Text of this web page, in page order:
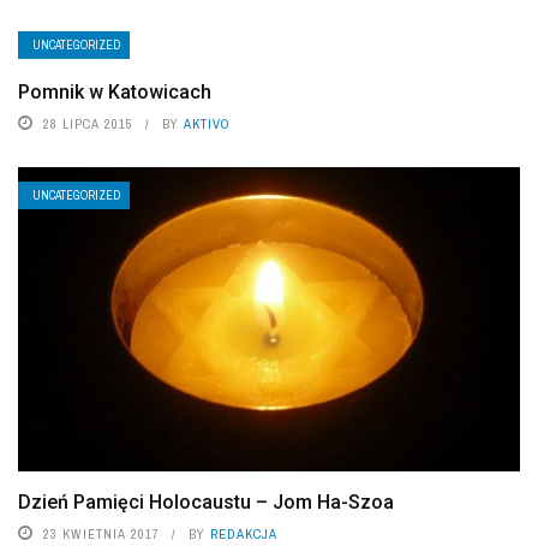
UNCATEGORIZED
Pomnik w Katowicach
28 LIPCA 2015 BY AKTIVO
UNCATEGORIZED
Dzień Pamięci Holocaustu – Jom Ha-Szoa
23 KWIETNIA 2017 BY REDAKCJA